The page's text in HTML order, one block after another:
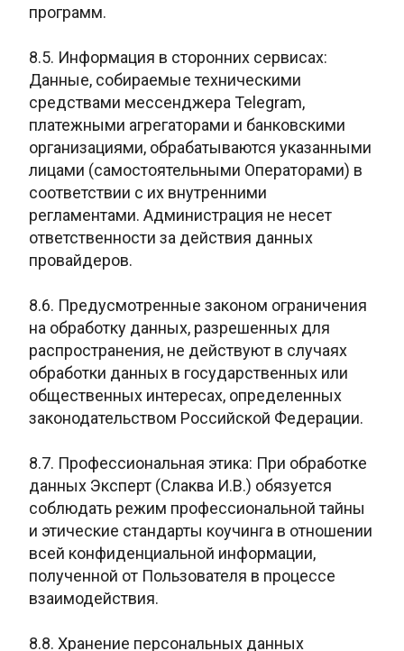
программ.
8.5. Информация в сторонних сервисах:
Данные, собираемые техническими
средствами мессенджера Telegram,
платежными агрегаторами и банковскими
организациями, обрабатываются указанными
лицами (самостоятельными Операторами) в
соответствии с их внутренними
регламентами. Администрация не несет
ответственности за действия данных
провайдеров.
8.6. Предусмотренные законом ограничения
на обработку данных, разрешенных для
распространения, не действуют в случаях
обработки данных в государственных или
общественных интересах, определенных
законодательством Российской Федерации.
8.7. Профессиональная этика: При обработке
данных Эксперт (Слаква И.В.) обязуется
соблюдать режим профессиональной тайны
и этические стандарты коучинга в отношении
всей конфиденциальной информации,
полученной от Пользователя в процессе
взаимодействия.
8.8. Хранение персональных данных